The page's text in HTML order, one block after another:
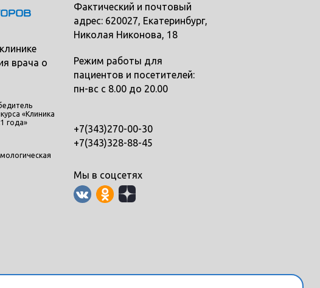
врача о
«Клиника
года»
Фактический и почтовый
адрес: 620027, Екатеринбург,
Николая Никонова, 18
Режим работы для
пациентов и посетителей:
пн-вс с 8.00 до 20.00
+7(343)270-00-30
+7(343)328-88-45
Мы в соцсетях